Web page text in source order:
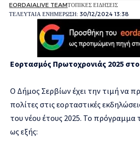
ΤΕΛΕΥΤΑΙΑ ΕΝΗΜΕΡΩΣΗ: 30/12/2024 13:38
EORDAIALIVE TEAMΤΟΠΙΚΕΣ ΕΙΔΗΣΕΙΣ
Εορτασμός Πρωτοχρονιάς 2025
Ο Δήμος Σερβίων έχει την τιμή να
πολίτες στις εορταστικές
του νέου έτους 2025. Το πρόγραμμα
ως εξής: